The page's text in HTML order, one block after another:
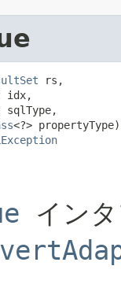
rs,
idx,
sqlType,
<?> propertyType)
イン